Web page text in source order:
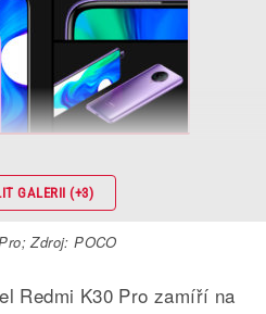
GALERII (+3)
Zdroj: POCO
Redmi K30 Pro zamíří na